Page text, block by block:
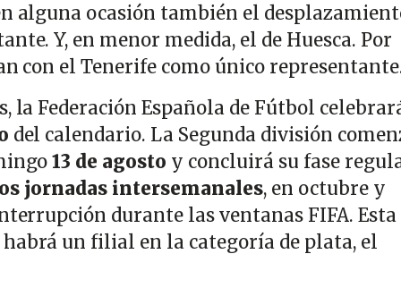
alguna ocasión también el
Y, en menor medida, el de Huesca. Por
con el Tenerife como único
la Federación Española de Fútbol
del calendario. La Segunda división
13 de agosto y concluirá su fase
jornadas intersemanales, en octubre y
durante las ventanas FIFA. Esta
habrá un filial en la categoría de plata, el